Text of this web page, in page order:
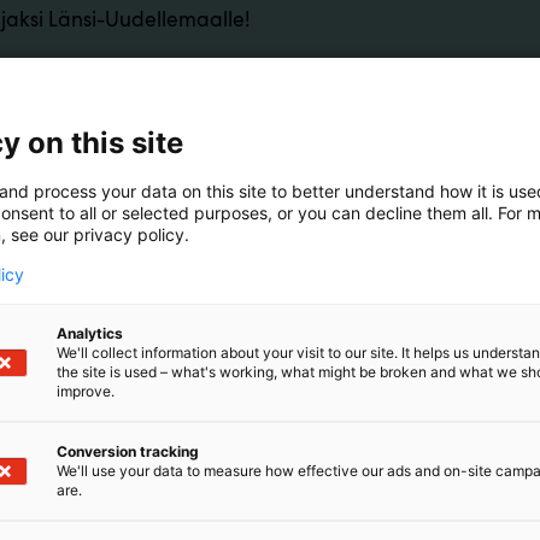
Länsi-Uudellemaalle!
joukkoomme hoitotyön ammattilaisia, jotka haluavat
hyvinvointia. Hyvinvointialueemme tarjoaa sinulle
kasvaa ja kehittyä ammatissasi.
osastollamme, niin pääset osallistumaan
Luvn-puuropussit mukaan!
söker vi yrkesskickliga vårdarbetare som vill främja
Vårt välfärdsområde erbjuder dig unika möjligheter
vårt utställningsbås så får du delta i utlottningen av
on this site
process your data on this site to better understand how it is
to all or selected purposes, or you can decline them all. For
see our privacy policy.
Analytics
We'll collect information about your visit to our site. It helps us
the site is used – what's working, what might be broken and what we
improve.
Conversion tracking
We'll use your data to measure how effective our ads and on-site
are.